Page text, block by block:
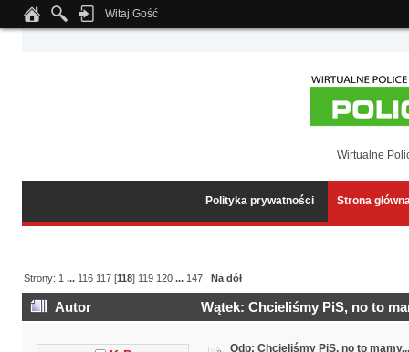
Notice: Undefined index: tapatalk_body_hook in
Witaj Gość
Wirtualne
Polityka prywatności Strona
Strony: 1 ... 116 117 [118] 119 120 ... 147 Na dół
Autor Wątek: Chcieliśmy PiS, no to
Odp: Chcieliśmy PiS, no to